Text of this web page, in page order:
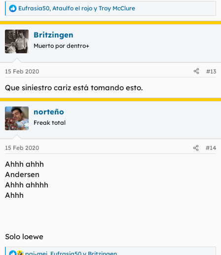
R
e
a
c
c
i
e
:
Eufrasia50, Ataulfo el rojo y Troy McClure
Britzingen
Muerto por dentro+
15 Feb 2020 #13
Que siniestro cariz está tomando esto.
norteño
Freak total
15 Feb 2020 #14
Ahhh ahhh
Andersen
Ahhh ahhhh
Ahhh
Solo loewe